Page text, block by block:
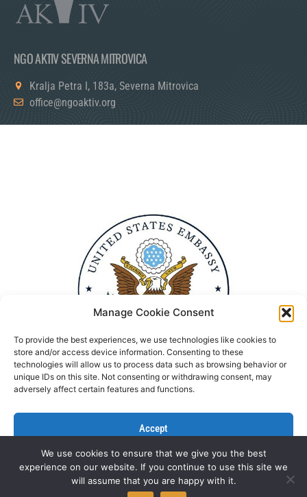
Manage Cookie Consent
To provide the best experiences, we use technologies like cookies to
store and/or access device information. Consenting to these
technologies will allow us to process data such as browsing behavior or
unique IDs on this site. Not consenting or withdrawing consent, may
adversely affect certain features and functions.
Accept
Deny
View preferences
NGO AKTIV SEVERNA MITROVICA
Kralja Petra I, 183a, Severna Mitrovica
office@ngoaktiv.org
Politika Privatnosti Kontaktirajte nas
We use cookies to ensure that we give you the best
experience on our website. If you continue to use this site we
will assume that you are happy with it.